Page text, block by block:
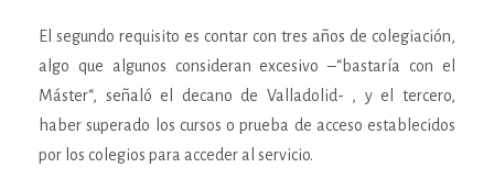
El segundo requisito es contar con tres años de colegiación,
algo que algunos consideran excesivo –“bastaría con el
Máster“, señaló el decano de Valladolid- , y el tercero,
haber superado los cursos o prueba de acceso establecidos
por los colegios para acceder al servicio.